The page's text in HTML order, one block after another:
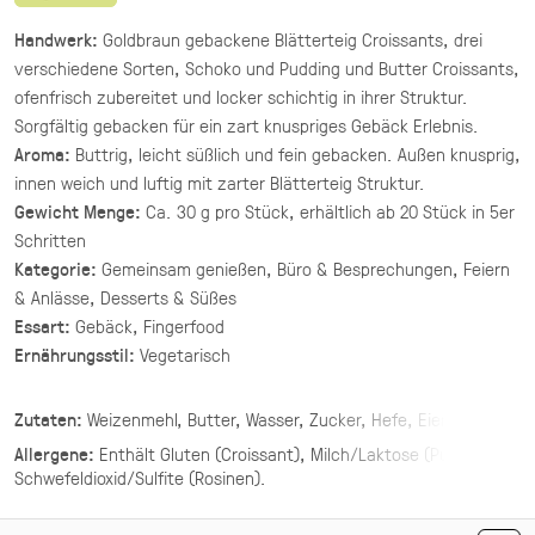
Handwerk: Goldbraun gebackene Blätterteig Croissants, drei
verschiedene Sorten, Schoko und Pudding und Butter Croissants,
ofenfrisch zubereitet und locker schichtig in ihrer Struktur.
Sorgfältig gebacken für ein zart knuspriges Gebäck Erlebnis.
Aroma: Buttrig, leicht süßlich und fein gebacken. Außen knusprig,
innen weich und luftig mit zarter Blätterteig Struktur.
Gewicht Menge: Ca. 30 g pro Stück, erhältlich ab 20 Stück in 5er
Schritten
Kategorie: Gemeinsam genießen, Büro & Besprechungen, Feiern
& Anlässe, Desserts & Süßes
Essart: Gebäck, Fingerfood
Ernährungsstil: Vegetarisch
Zutaten: Weizenmehl, Butter, Wasser, Zucker, Hefe, Eier, Salz,
Schokoladen Creme, Pudding, Rosinen
Allergene: EnthältGluten (Croissant), Milch/Laktose (Pudding),
Schwefeldioxid/Sulfite (Rosinen)
Asiatische Brokkoli Platte
vegan
gegrillter Brokkoli und Champignons in
asiatischer Marinade mit Sesam und Ingwer.
34,90 € für 1 ×
(inkl. MwSt.)
Mezze Mix Deluxe
vegan
vier Hummus Variationen mit Toppings ·
44,00 €
(inkl. MwSt.)
Mezze Mix